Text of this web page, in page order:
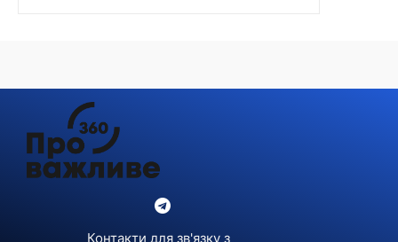
Контакти для зв'язку з